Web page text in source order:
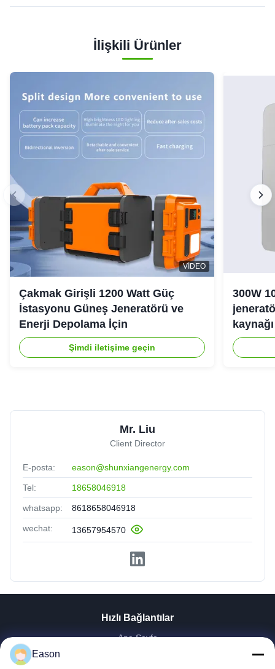
İlişkili Ürünler
VIDEO
Çakmak Girişli 1200 Watt Güç
İstasyonu Güneş Jeneratörü ve
Enerji Depolama İçin
Şimdi iletişime geçin
300W
Mr. Liu
Client Director
E-posta: eason@shunxiangenergy.com
Tel: 18658046918
whatsapp: 8618658046918
wechat: 13657954570
Hızlı Bağlantılar
Ana Sayfa
Eason